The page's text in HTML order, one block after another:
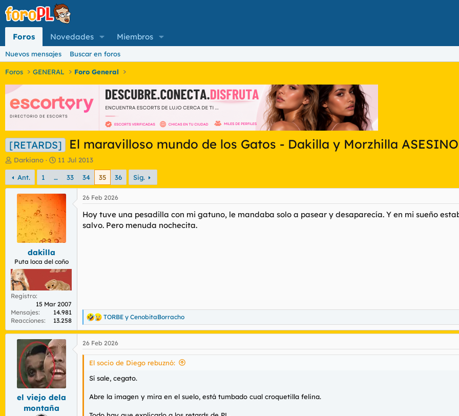
Foros Novedades Miembros
Nuevos mensajes Buscar en foros
Foros GENERAL Foro General
[RETARDS] El maravilloso mundo de los Gatos - Dakilla y Morzhilla
I
n
i
c
d
o
d
t
e
m
a
Darkiano
F
e
c
h
a
e
i
n
i
i
o
11 Jul 2013
Ant. 1 … 33 34 35 36 Sig.
dakilla
Puta loca del coño
Registro
15 Mar 2007
Mensajes
14.981
Reacciones
13.258
26 Feb 2026
Hoy tuve una pesadilla con mi gatuno, le mandaba solo a pasear y desaparecía. Y en mi sueño
salvo. Pero menuda nochecita.
R
e
a
c
c
TORBE y CenobitaBorracho
el viejo dela
montaña
26 Feb 2026
El socio de Diego rebuznó:
Sí sale, cegato.
Abre la imagen y mira en el suelo, está tumbado cual croquetilla felina.